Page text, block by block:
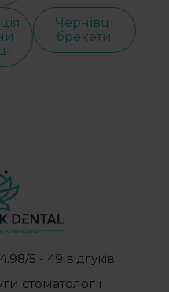
Чернівці
брекети
5 - 49 відгуків
стоматології